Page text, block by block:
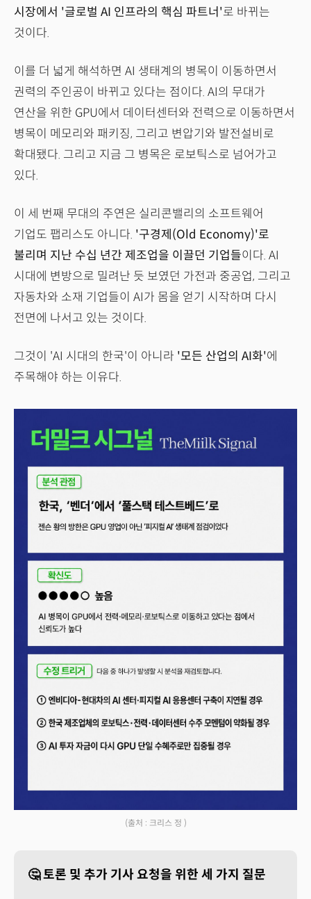
시장에서 '글로벌 AI 인프라의 핵심 파트너'로 바뀌는
것이다.
이를 더 넓게 해석하면 AI 생태계의 병목이 이동하면서
권력의 주인공이 바뀌고 있다는 점이다. AI의 무대가
연산을 위한 GPU에서 데이터센터와 전력으로 이동하면서
병목이 메모리와 패키징, 그리고 변압기와 발전설비로
확대됐다. 그리고 지금 그 병목은 로보틱스로 넘어가고
있다.
이 세 번째 무대의 주연은 실리콘밸리의 소프트웨어
기업도 팹리스도 아니다. '구경제(Old Economy)'로
불리며 지난 수십 년간 제조업을 이끌던 기업들이다. AI
시대에 변방으로 밀려난 듯 보였던 가전과 중공업, 그리고
자동차와 소재 기업들이 AI가 몸을 얻기 시작하며 다시
전면에 나서고 있는 것이다.
그것이 'AI 시대의 한국'이 아니라 '모든 산업의 AI화'에
주목해야 하는 이유다.
(출처 : 크리스 정 )
🤔 토론 및 추가 기사 요청을 위한 세 가지 질문